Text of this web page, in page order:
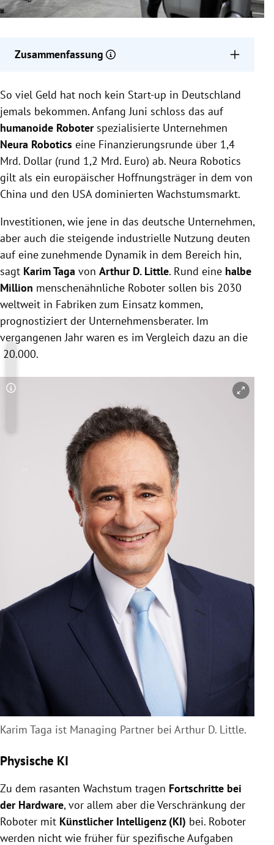
Untermenü
Zusammenfassung
Fortschritte bei der Hardware starken Rückenwind,
weshalb ihr Einsatz in Fabriken bis 2030 laut
Prognosen von rund 20.000 auf etwa 500.000
steigen soll.
Zum Einsatz kommen sie vor allem für einfache,
monotone, schmutzige oder gefährliche Tätigkeiten
in Logistik, Lagerhäusern und der Autoindustrie,
auch weil Fachkräfte fehlen.
bestehender, auf Menschen ausgelegter
Infrastruktur arbeiten können, wobei China bei der
Hardware, die USA bei KI und Europa bei
industriellen Spezialanwendungen Chancen
zugeschrieben werden.
So viel Geld hat noch kein Start-up in Deutschland
jemals bekommen. Anfang Juni schloss das auf
humanoide Roboterspezialisierte Unternehmen
Neura Robotics eine Finanzierungsrunde über 1,4
Mrd. Dollar (rund 1,2 Mrd. Euro) ab. Neura Robotics
gilt als ein europäischer Hoffnungsträger in dem von
China und den USA dominierten Wachstumsmarkt.
Investitionen, wie jene in das deutsche Unternehmen,
aber auch die steigende industrielle Nutzung deuten
auf eine zunehmende Dynamik in dem Bereich hin,
sagt Karim Taga von Arthur D. Little. Rund eine halbe
Million menschenähnliche Roboter sollen bis 2030
weltweit in Fabriken zum Einsatz kommen,
prognostiziert der Unternehmensberater. Im
vergangenen Jahr waren es im Vergleich dazu an die
20.000.
Copyright-Hinweis öffnen/schließen
Karim Taga ist Managing Partner bei Arthur D. Little.
Physische KI
Zu dem rasanten Wachstum tragen Fortschritte bei
der Hardware, vor allem aber die Verschränkung der
Roboter mit Künstlicher Intelligenz (KI) bei. Roboter
werden nicht wie früher für spezifische Aufgaben